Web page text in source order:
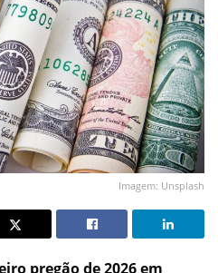
Imagem: Unsplash
pregão de 2026 em